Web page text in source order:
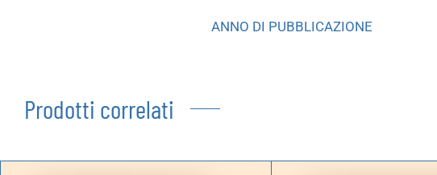
ANNO DI PUBBLICAZIONE
Prodotti correlati